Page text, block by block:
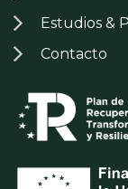
Estudios &
Contacto